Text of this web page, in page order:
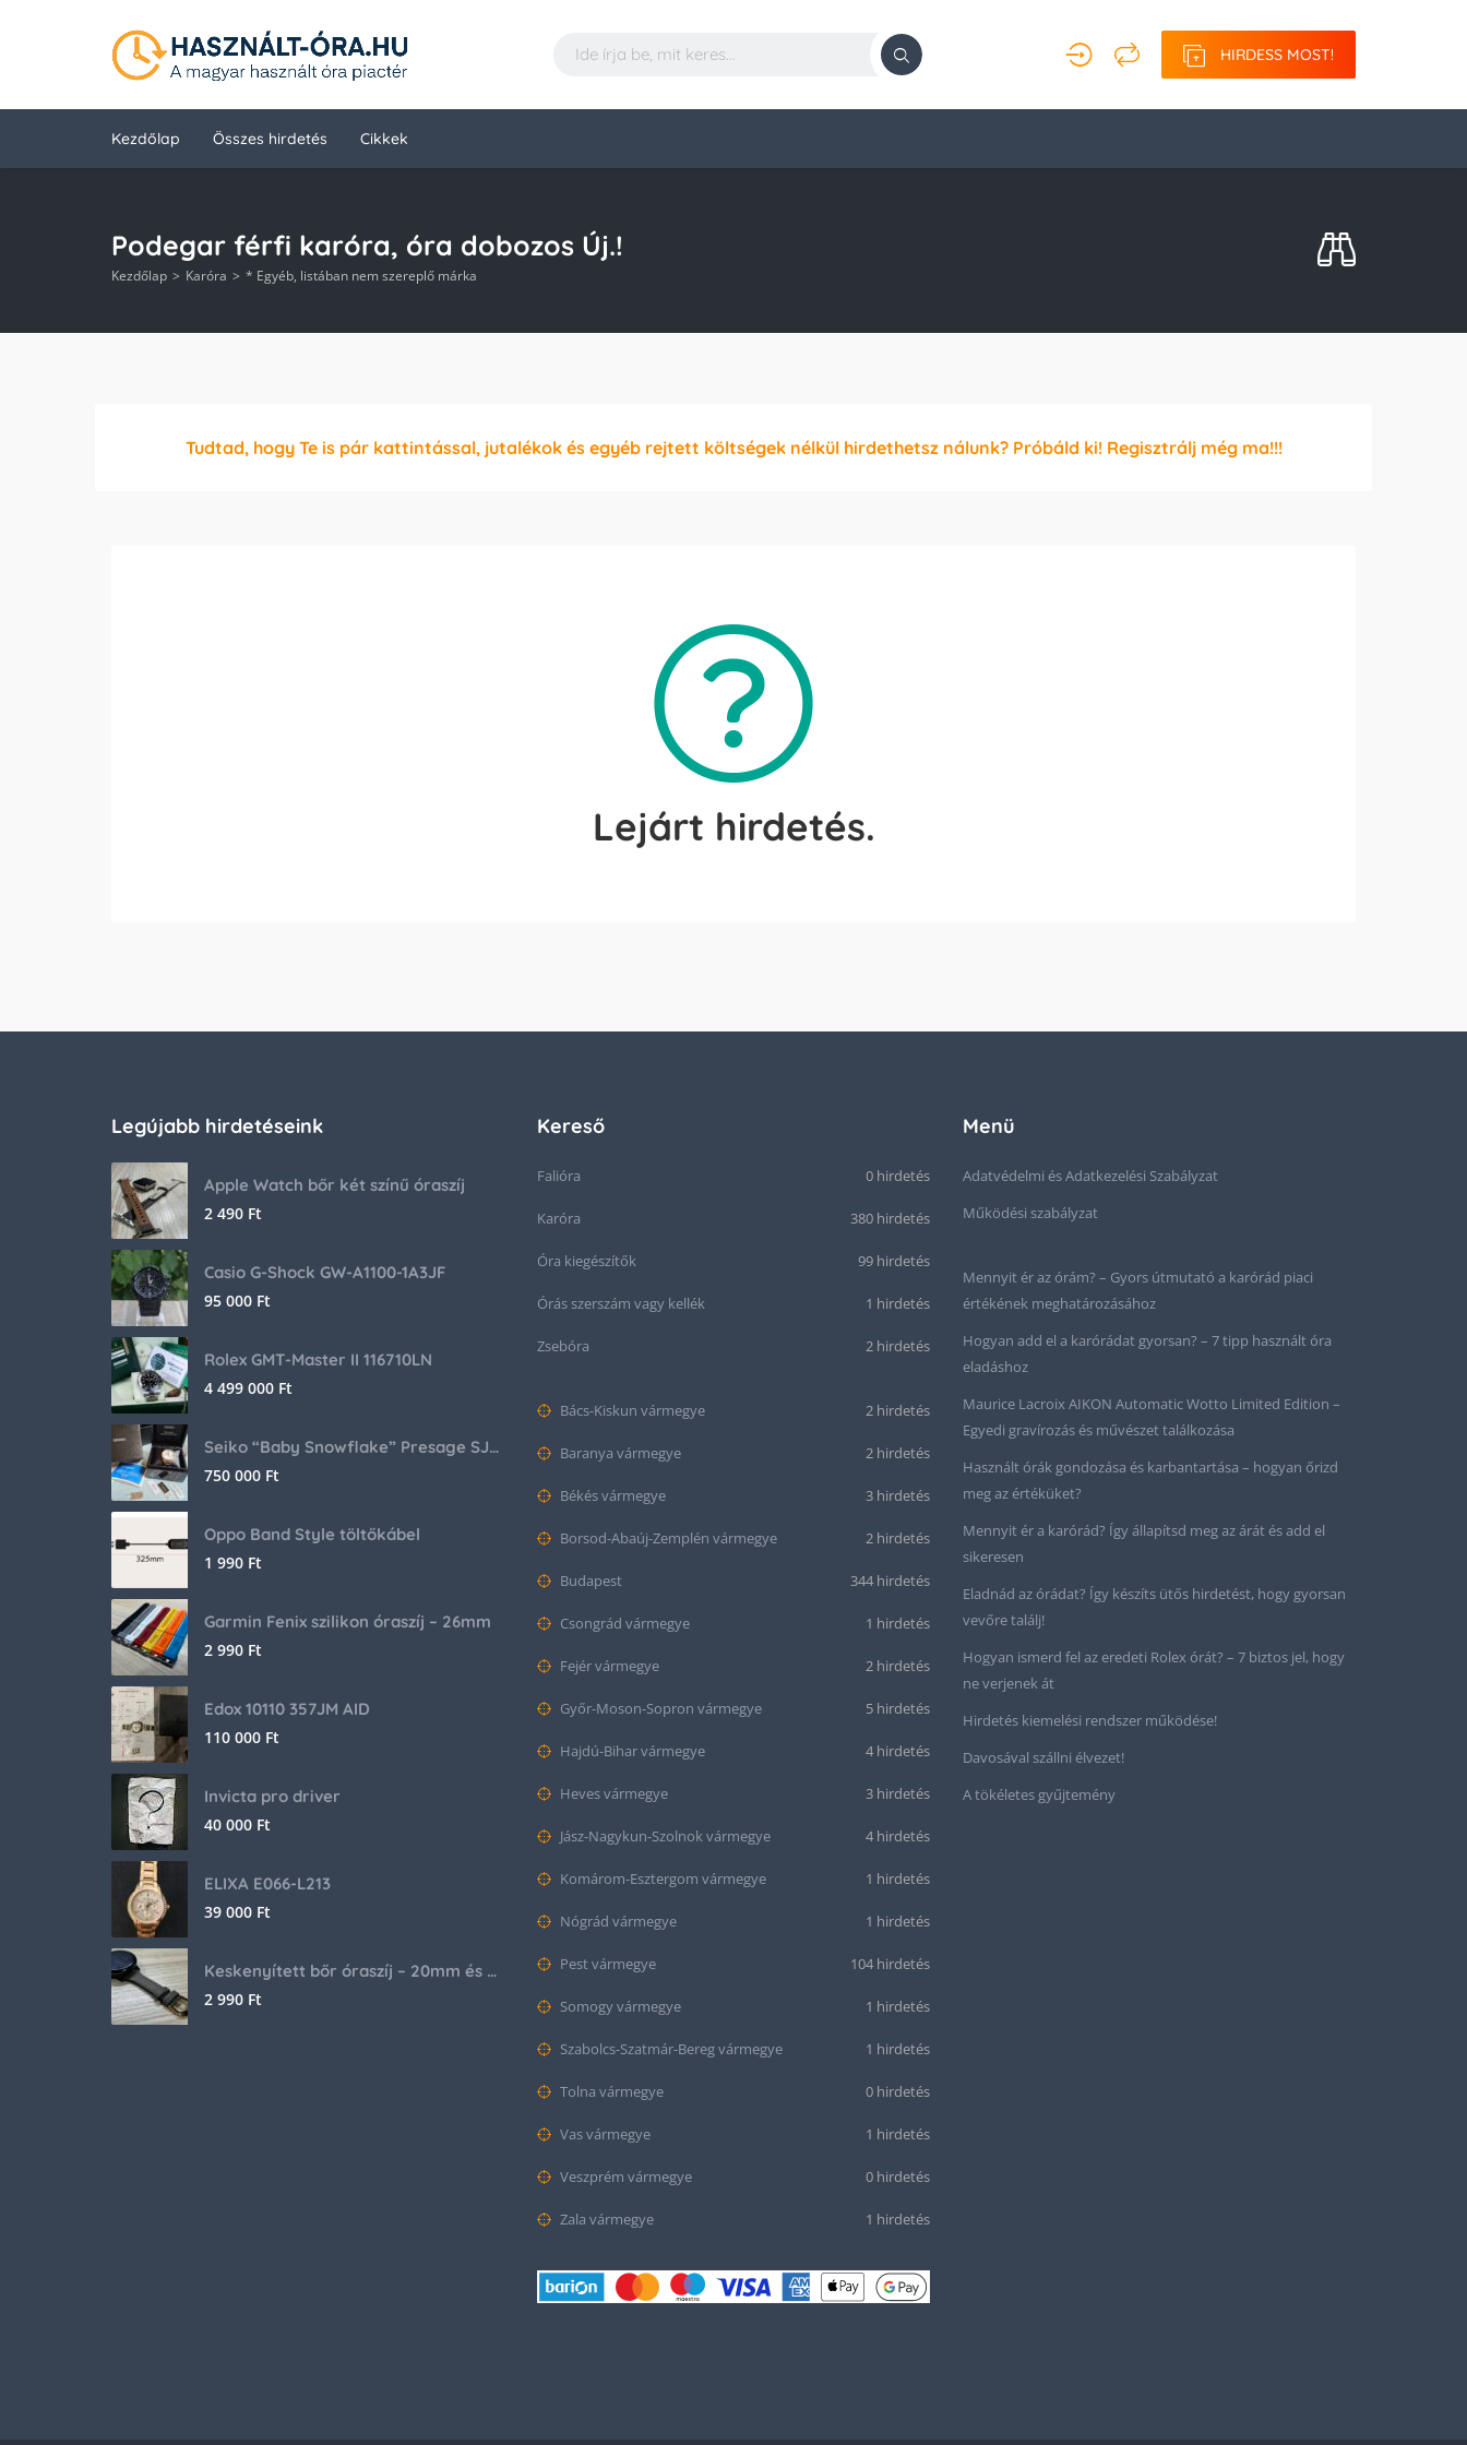
HIRDESS MOST!
Kezdőlap Összes hirdetés Cikkek
Podegar férfi karóra, óra dobozos Új.!
Kezdőlap Karóra * Egyéb, listában nem szereplő márka
Tudtad, hogy Te is pár kattintással, jutalékok és egyéb rejtett költségek nélkül hirdethetsz nálunk? Próbáld ki! Regisztrálj még ma!!!
Lejárt hirdetés.
Legújabb hirdetéseink
Apple Watch bőr két színű óraszíj
2 490 Ft
Casio G-Shock GW-A1100-1A3JF
95 000 Ft
Rolex GMT-Master II 116710LN
4 499 000 Ft
Seiko “Baby Snowflake” Presage SJE073J1/SARA015 Limited Edition
750 000 Ft
Oppo Band Style töltőkábel
1 990 Ft
Garmin Fenix szilikon óraszíj – 26mm
2 990 Ft
Edox 10110 357JM AID
110 000 Ft
Invicta pro driver
40 000 Ft
ELIXA E066-L213
39 000 Ft
Keskenyített bőr óraszíj – 20mm és 22mm méretben
2 990 Ft
Kereső
Falióra 0 hirdetés
Karóra 380 hirdetés
Óra kiegészítők 99 hirdetés
Órás szerszám vagy kellék 1 hirdetés
Zsebóra 2 hirdetés
Bács-Kiskun vármegye 2 hirdetés
Baranya vármegye 2 hirdetés
Békés vármegye 3 hirdetés
Borsod-Abaúj-Zemplén vármegye 2 hirdetés
Budapest 344 hirdetés
Csongrád vármegye 1 hirdetés
Fejér vármegye 2 hirdetés
Győr-Moson-Sopron vármegye 5 hirdetés
Hajdú-Bihar vármegye 4 hirdetés
Heves vármegye 3 hirdetés
Jász-Nagykun-Szolnok vármegye 4 hirdetés
Komárom-Esztergom vármegye 1 hirdetés
Nógrád vármegye 1 hirdetés
Pest vármegye 104 hirdetés
Somogy vármegye 1 hirdetés
Szabolcs-Szatmár-Bereg vármegye 1 hirdetés
Tolna vármegye 0 hirdetés
Vas vármegye 1 hirdetés
Veszprém vármegye 0 hirdetés
Zala vármegye 1 hirdetés
Menü
Adatvédelmi és Adatkezelési Szabályzat
Működési szabályzat
Mennyit ér az órám? – Gyors útmutató a karórád piaci
értékének meghatározásához
Hogyan add el a karórádat gyorsan? – 7 tipp használt óra
eladáshoz
Maurice Lacroix AIKON Automatic Wotto Limited Edition –
Egyedi gravírozás és művészet találkozása
Használt órák gondozása és karbantartása – hogyan őrizd
meg az értéküket?
Mennyit ér a karórád? Így állapítsd meg az árát és add el
sikeresen
Eladnád az órádat? Így készíts ütős hirdetést, hogy gyorsan
vevőre találj!
Hogyan ismerd fel az eredeti Rolex órát? – 7 biztos jel, hogy
ne verjenek át
Hirdetés kiemelési rendszer működése!
Davosával szállni élvezet!
A tökéletes gyűjtemény